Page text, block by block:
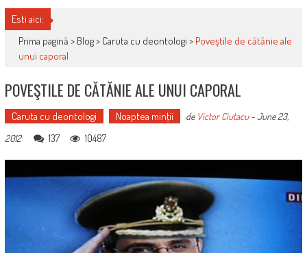
Esti aici:
Prima pagină > Blog> Caruta cu deontologi > Poveştile de cătănie ale
unui caporal
POVEŞTILE DE CĂTĂNIE ALE UNUI CAPORAL
Caruta cu deontologi Noaptea minţii de Victor Ciutacu-June 23,
2012
137 10487